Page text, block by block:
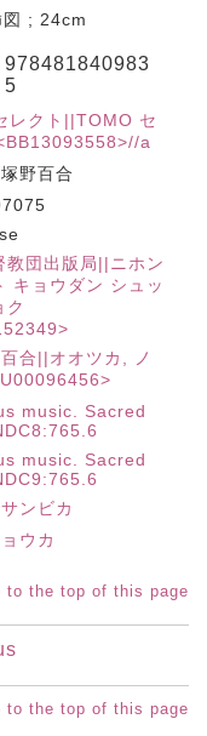
; 24cm
978481840983
5
レクト||TOMO セ
a
野百合
教団出版局||ニホン
キョウダン シュッ
ク
合||オオツカ, ノ
music. Sacred
music. Sacred
ンビカ
ウカ
to the top of this page
to the top of this page